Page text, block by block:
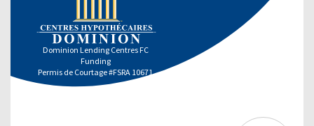
Dominion Lending Centres FC
Funding
Permis de Courtage #FSRA 10671